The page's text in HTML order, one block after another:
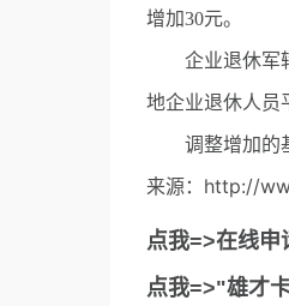
增加30元。
企业退休军转
地企业退休人员
调整增加的基
来源：http://
点我=>在线申
点我=>"雄才